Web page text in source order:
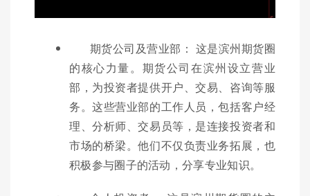
期货公司及营业部： 这是滨州期货圈
的核心力量。期货公司在滨州设立营业
部，为投资者提供开户、交易、咨询等服
务。这些营业部的工作人员，包括客户经
理、分析师、交易员等，是连接投资者和
市场的桥梁。他们不仅负责业务拓展，也
积极参与圈子的活动，分享专业知识。